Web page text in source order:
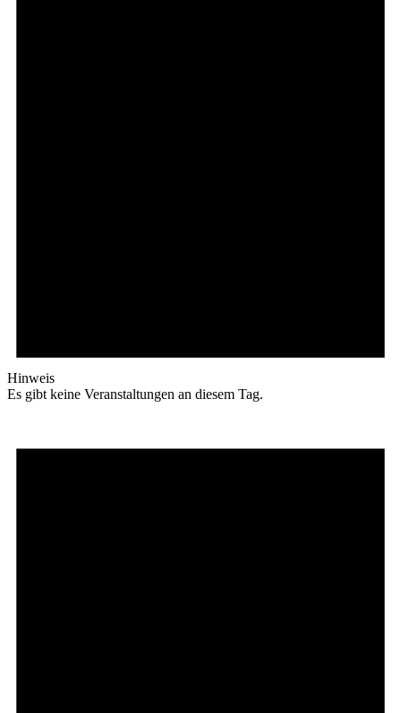
Hinweis
Es gibt keine Veranstaltungen an diesem Tag.